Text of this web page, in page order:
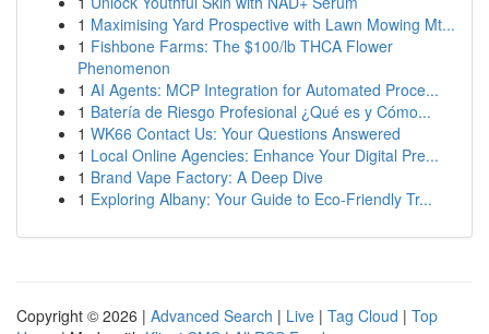
1 Maximising Yard Prospective with Lawn Mowing Mt...
1 Fishbone Farms: The $100/lb THCA Flower
Phenomenon
1 AI Agents: MCP Integration for Automated Proce...
1 Batería de Riesgo Profesional ¿Qué es y Cómo...
1 WK66 Contact Us: Your Questions Answered
1 Local Online Agencies: Enhance Your Digital Pre...
1 Brand Vape Factory: A Deep Dive
1 Exploring Albany: Your Guide to Eco-Friendly Tr...
Copyright © 2026 | Advanced Search | Live | Tag Cloud | Top